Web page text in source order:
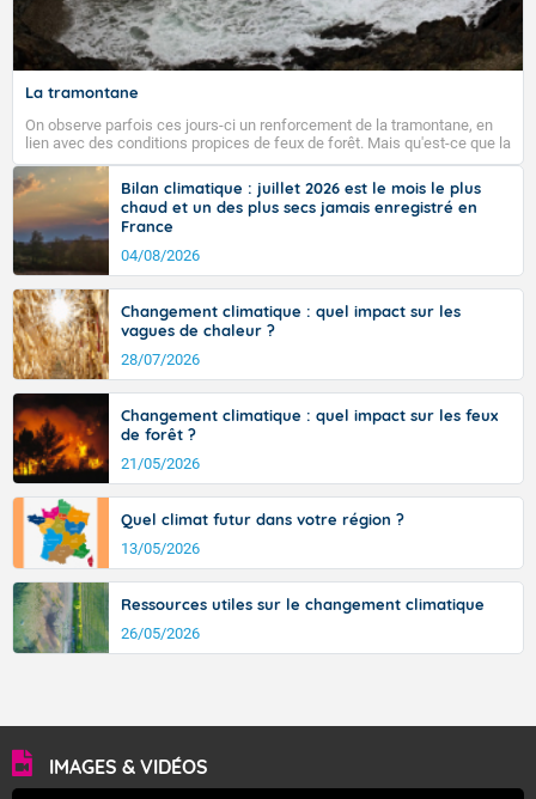
Fermer
La tramontane
On observe parfois ces jours-ci un renforcement de la tramontane, en
lien avec des conditions propices de feux de forêt. Mais qu'est-ce que la
tramontane ? Quelles sont ses caractéristiques ? La tramontane est un
vent turbulent soufflant de secteur nord-ouest à nord, ou ouest à nord-
ouest, dans un secteur qui part du Roussillon à la vallée de l’Aude et à
l’ouest de l’Hérault. L’étymologie de ce vent vient du latin trasmontanus,
signifiant au-delà des monts, en allusion aux régions montagneuses
d’où provient ce vent.
Bilan climatique : juillet 2026 est le mois le plus
chaud et un des plus secs jamais enregistré en
France
04/08/2026
Changement climatique : quel impact sur les
vagues de chaleur ?
28/07/2026
Changement climatique : quel impact sur les feux
de forêt ?
21/05/2026
Quel climat futur dans votre région ?
13/05/2026
Ressources utiles sur le changement climatique
26/05/2026
IMAGES & VIDÉOS